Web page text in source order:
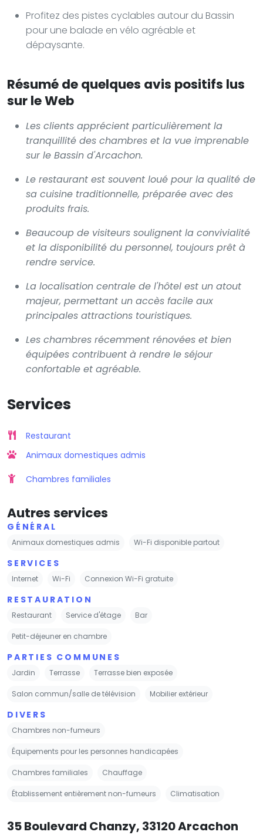
Profitez des pistes cyclables autour du Bassin
pour une balade en vélo agréable et
dépaysante.
Résumé de quelques avis positifs lus
sur le Web
Les clients apprécient particulièrement la
tranquillité des chambres et la vue imprenable
sur le Bassin d'Arcachon.
Le restaurant est souvent loué pour la qualité de
sa cuisine traditionnelle, préparée avec des
produits frais.
Beaucoup de visiteurs soulignent la convivialité
et la disponibilité du personnel, toujours prêt à
rendre service.
La localisation centrale de l'hôtel est un atout
majeur, permettant un accès facile aux
principales attractions touristiques.
Les chambres récemment rénovées et bien
équipées contribuent à rendre le séjour
confortable et agréable.
Services
Restaurant
Animaux domestiques admis
Chambres familiales
Autres services
GÉNÉRAL
Animaux domestiques admis Wi-Fi disponible partout
SERVICES
Internet Wi-Fi Connexion Wi-Fi gratuite
RESTAURATION
Restaurant Service d'étage Bar
Petit-déjeuner en chambre
PARTIES COMMUNES
Jardin Terrasse Terrasse bien exposée
Salon commun/salle de télévision Mobilier extérieur
DIVERS
Chambres non-fumeurs
Équipements pour les personnes handicapées
Chambres familiales Chauffage
Établissement entièrement non-fumeurs Climatisation
35 Boulevard Chanzy, 33120 Arcachon